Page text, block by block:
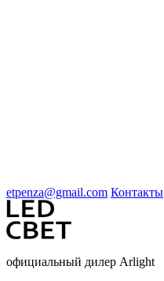
etpenza@gmail.com Контакты
официальный дилер Arlight